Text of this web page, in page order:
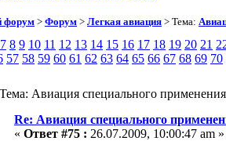
форум > Форум > Легкая авиация > Тема:
7 8 9 10 11 12 13 14 15 16 17 18 19 20 21
57 58 59 60 61 62 63 64 65 66 67 68 69 70
Тема: Авиация специального
Re: Авиация специального
« Ответ #75 : 26.07.2009, 10:00:47 am »